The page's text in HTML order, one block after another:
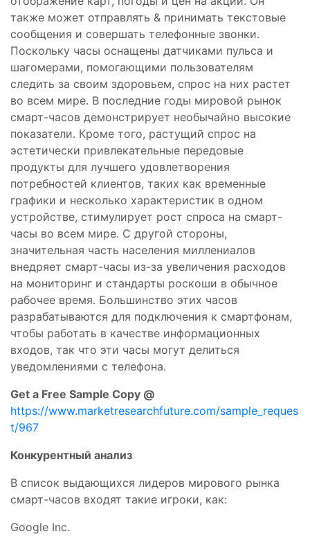
также может отправлять & принимать текстовые
сообщения и совершать телефонные звонки.
Поскольку часы оснащены датчиками пульса и
шагомерами, помогающими пользователям
следить за своим здоровьем, спрос на них растет
во всем мире. В последние годы мировой рынок
смарт-часов демонстрирует необычайно высокие
показатели. Кроме того, растущий спрос на
эстетически привлекательные передовые
продукты для лучшего удовлетворения
потребностей клиентов, таких как временные
графики и несколько характеристик в одном
устройстве, стимулирует рост спроса на смарт-
часы во всем мире. С другой стороны,
значительная часть населения миллениалов
внедряет смарт-часы из-за увеличения расходов
на мониторинг и стандарты роскоши в обычное
рабочее время. Большинство этих часов
разрабатываются для подключения к смартфонам,
чтобы работать в качестве информационных
входов, так что эти часы могут делиться
уведомлениями с телефона.
Get a Free Sample Copy @
https://www.marketresearchfuture.com/sample_reques
t/967
Конкурентный анализ
В список выдающихся лидеров мирового рынка
смарт-часов входят такие игроки, как:
Google Inc.